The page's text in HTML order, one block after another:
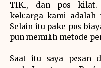
TIKI, dan pos kilat.
keluarga kami adalah
Selain itu pake pos
pun memilih metode
Saat itu saya pesan